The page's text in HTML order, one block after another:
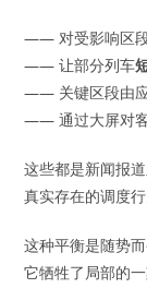
—— 对受影响区
—— 让部分列车
—— 关键区段由
—— 通过大屏对
这些都是新闻报
真实存在的调度行
这种平衡是随势而
它牺牲了局部的一